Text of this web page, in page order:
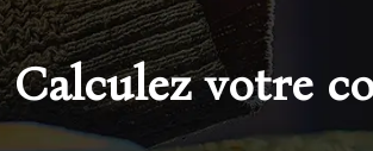
Calculez votre